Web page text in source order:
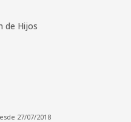
de Hijos
27/07/2018